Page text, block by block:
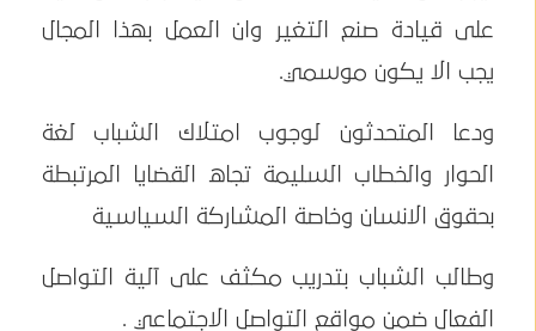
على قيادة صنع التغير وان العمل بهذا المجال
يجب الا يكون موسمي.
ودعا المتحدثون لوجوب امتلاك الشباب لغة
الحوار والخطاب السليمة تجاه القضايا المرتبطة
بحقوق الانسان وخاصة المشاركة السياسية
وطالب الشباب بتدريب مكثف على آلية التواصل
الفعال ضمن مواقع التواصل الاجتماعي .